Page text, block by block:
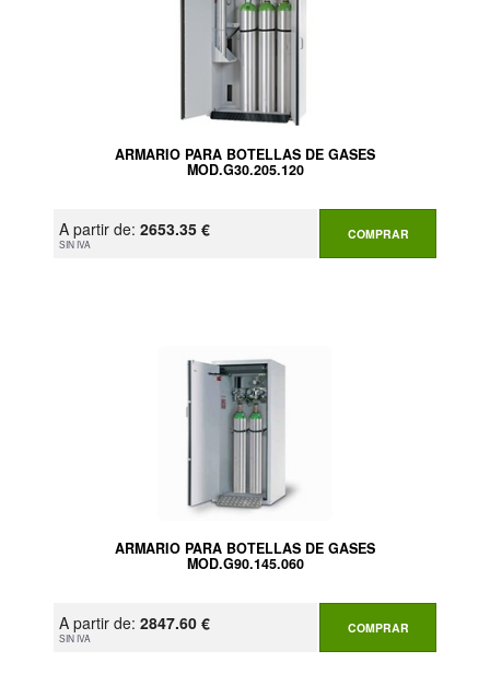
ARMARIO PARA BOTELLAS DE GASES
MOD.G30.205.120
A partir de: 2653.35 €
SIN IVA
COMPRAR
ARMARIO PARA BOTELLAS DE GASES
MOD.G90.145.060
A partir de: 2847.60 €
SIN IVA
COMPRAR